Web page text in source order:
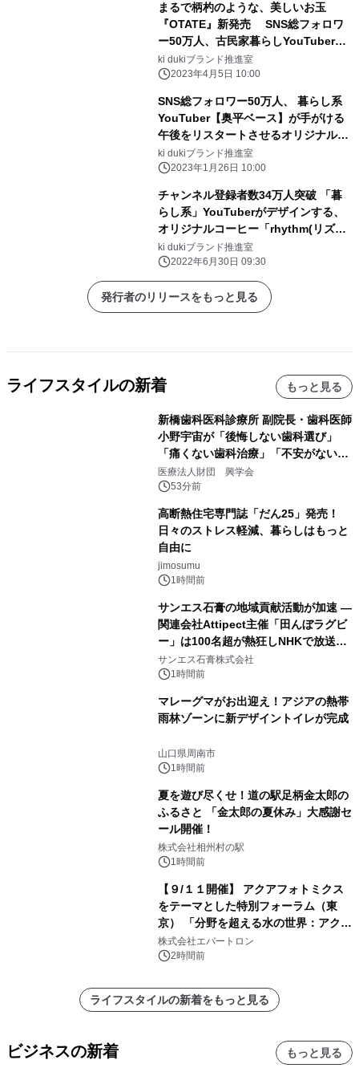
まるで柄杓のような、美しいお玉
『OTATE』新発売 SNS総フォロワ
ー50万人、古民家暮らしYouTuber
“奥平ベース”が手がける新プロダクト
ki dukiブランド推進室
2023年4月5日 10:00
SNS総フォロワー50万人、 暮らし系
YouTuber【奥平ベース】が手がける
午後をリスタートさせるオリジナル珈
琲を本日発売。
ki dukiブランド推進室
2023年1月26日 10:00
チャンネル登録者数34万人突破 「暮
らし系」YouTuberがデザインする、
オリジナルコーヒー「rhythm(リズ
ム)」が 2022年6月30日21時発売。
ki dukiブランド推進室
2022年6月30日 09:30
発行者のリリースをもっと見る
ライフスタイルの新着 もっと見る
新橋歯科医科診療所 副院長・歯科医師
小野宇宙が「後悔しない歯科選び」
「痛くない歯科治療」「不安がない治
療計画」をテーマに専門監修
医療法人財団 興学会
53分前
高断熱住宅専門誌「だん25」発売！
日々のストレス軽減、暮らしはもっと
自由に
jimosumu
1時間前
サンエス石膏の地域貢献活動が加速 ―
関連会社Attipect主催「田んぼラグビ
ー」は100名超が熱狂しNHKで放送さ
れました。
サンエス石膏株式会社
1時間前
マレーグマがお出迎え！アジアの熱帯
雨林ゾーンに新デザイントイレが完成
山口県周南市
1時間前
夏を遊び尽くせ！道の駅足柄金太郎の
ふるさと 「金太郎の夏休み」大感謝セ
ール開催！
株式会社相州村の駅
1時間前
【９/１１開催】 アクアフォトミクス
をテーマとした特別フォーラム（東
京） 「分野を超える水の世界：アクア
フォトミクスが切り拓く新しい科学の
地平」を開催
株式会社エバートロン
2時間前
ライフスタイルの新着をもっと見る
ビジネスの新着 もっと見る